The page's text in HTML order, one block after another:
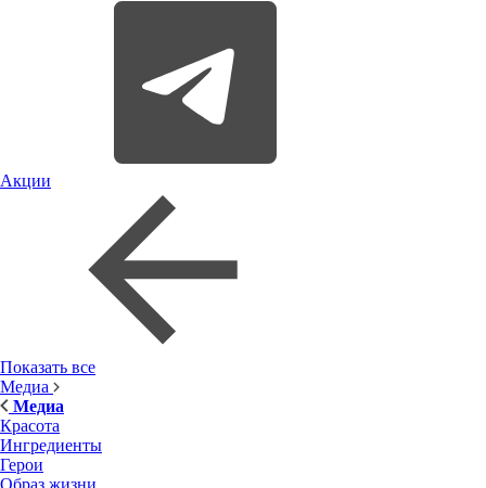
Акции
Показать все
Медиа
Медиа
Красота
Ингредиенты
Герои
Образ жизни